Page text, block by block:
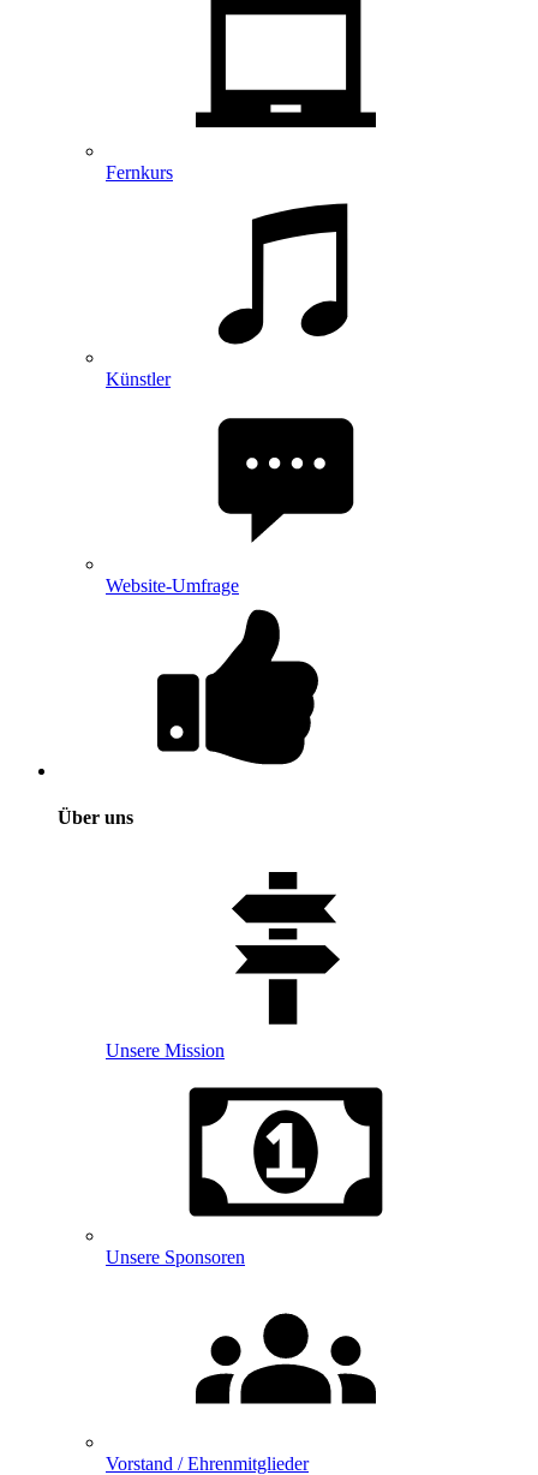
Fernkurs
Künstler
Website-Umfrage
Über uns
Unsere Mission
Unsere Sponsoren
Vorstand / Ehrenmitglieder